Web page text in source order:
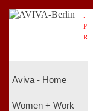
P
R
Aviva - Home
Women + Work